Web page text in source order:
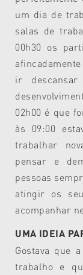
um dia de
salas de
00h30 os
ir
02h00 é que
às 09:00
trabalhar
pensar e
pessoas
atingir os
acompanhar
UMA IDEIA
Gostava que
trabalho e